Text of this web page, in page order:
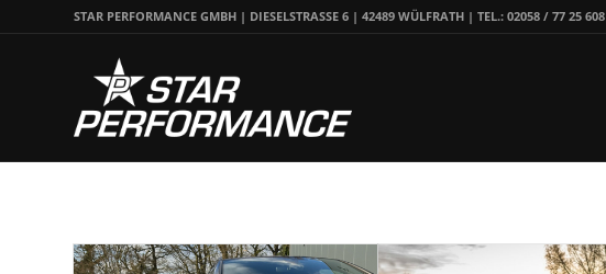
STAR PERFORMANCE GMBH | DIESELSTRASSE 6 | 42489 WÜLFRATH | TEL.: 02058 / 77 25 608